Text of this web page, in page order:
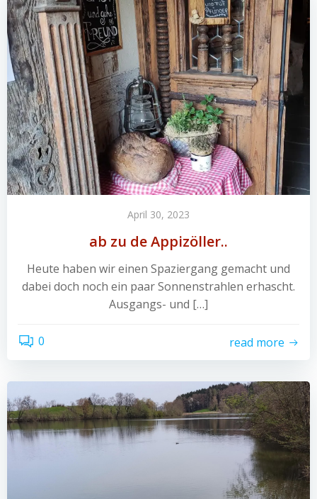
April 30, 2023
ab zu de Appizöller..
Heute haben wir einen Spaziergang gemacht und
dabei doch noch ein paar Sonnenstrahlen erhascht.
Ausgangs- und […]
0 read more